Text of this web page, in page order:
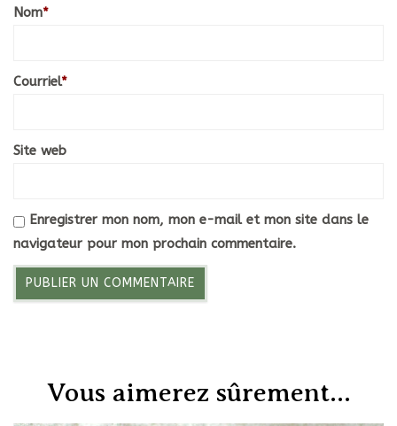
Nom*
Courriel*
Site web
Enregistrer mon nom, mon e-mail et mon site dans le
navigateur pour mon prochain commentaire.
Vous aimerez sûrement...